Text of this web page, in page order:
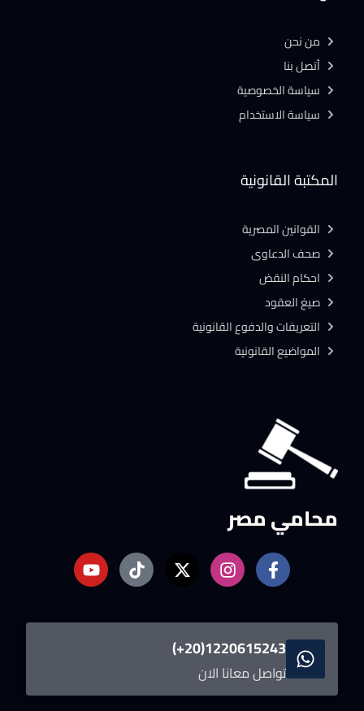
محامي مصر
1220615243(20+)
تواصل معانا الان
المكتبة القانونية
القوانين المصرية
صحف الدعاوى
احكام النقض
صيغ العقود
التعريفات والدفوع القانونية
المواضيع القانونية
من نحن
أتصل بنا
سياسة الخصوصية
سياسة الاستخدام